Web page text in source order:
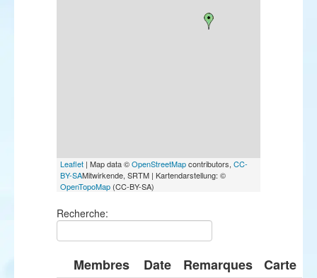
Leaflet | Map data ©OpenStreetMapcontributors, CC-
BY-SAMitwirkende, SRTM | Kartendarstellung: ©
OpenTopoMap (CC-BY-SA)
Recherche:
Membres Date Remarques
Carte